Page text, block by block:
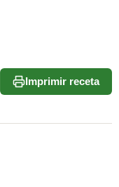
Imprimir receta